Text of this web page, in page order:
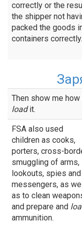
correctly or the
the shipper not
packed the goods
containers correctly.
Then show me how
loadit.
FSA also used
children as cooks,
porters, cross-
smuggling of arms,
lookouts, spies and
messengers, as
as to clean
and prepare and
ammunition.